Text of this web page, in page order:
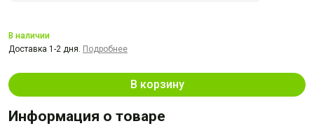
В корзину
В наличии
Доставка 1-2 дня. Подробнее
Информация о товаре